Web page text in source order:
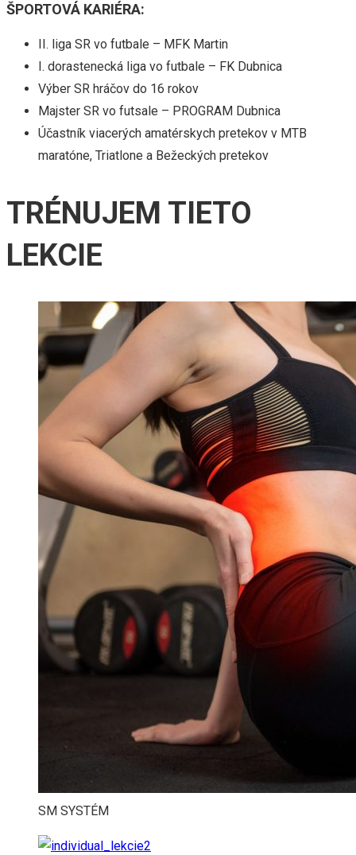
ŠPORTOVÁ KARIÉRA:
II. liga SR vo futbale – MFK Martin
I. dorastenecká liga vo futbale – FK Dubnica
Výber SR hráčov do 16 rokov
Majster SR vo futsale – PROGRAM Dubnica
Účastník viacerých amatérskych pretekov v MTB
maratóne, Triatlone a Bežeckých pretekov
TRÉNUJEM TIETO
LEKCIE
SM SYSTÉM